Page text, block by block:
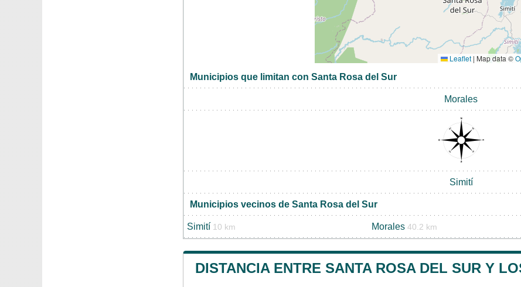
Leaflet | Map data ©
Municipios que limitan con Santa Rosa del Sur
Morales
Simití
Municipios vecinos de Santa Rosa del Sur
Simití 10 km Morales 40.2 km
DISTANCIA ENTRE SANTA ROSA DEL SUR Y